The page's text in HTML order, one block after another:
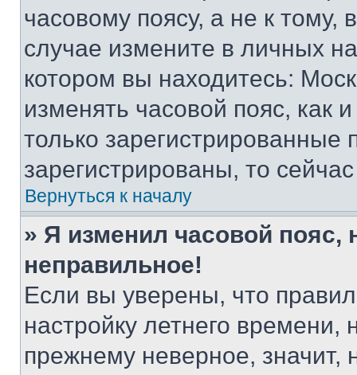
часовому поясу, а не к тому,
случае измените в личных
котором вы находитесь:
изменять часовой пояс, как
только
зарегистрированы, то
Вернуться к началу
» Я изменил часовой пояс,
неправильное!
Если вы уверены, что
настройку летнего
прежнему неверное, значит,